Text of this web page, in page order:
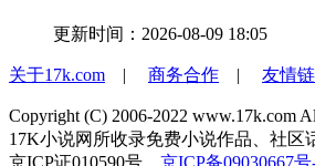
更新时间：2026-08-09 18:05
关于17k.com | 商务合作 | 友情
Copyright (C) 2006-2022 www.17k.com
17K小说网所收录免费小说作品、社区
京ICP证010590号 京ICP备09030667号